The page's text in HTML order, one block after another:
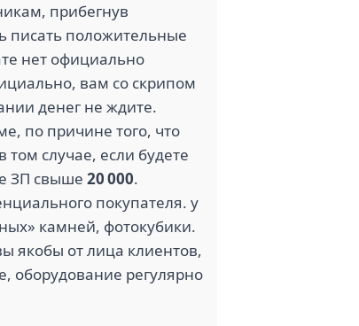
прибегнув
писать положительные
нет официально
вам со скрипом
денег не ждите.
по причине того, что
случае, если будете
ЗП свыше 20 000.
покупателя. у
камней, фотокубики.
якобы от лица клиентов,
оборудование регулярно